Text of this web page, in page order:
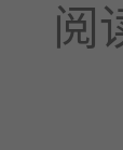
阅